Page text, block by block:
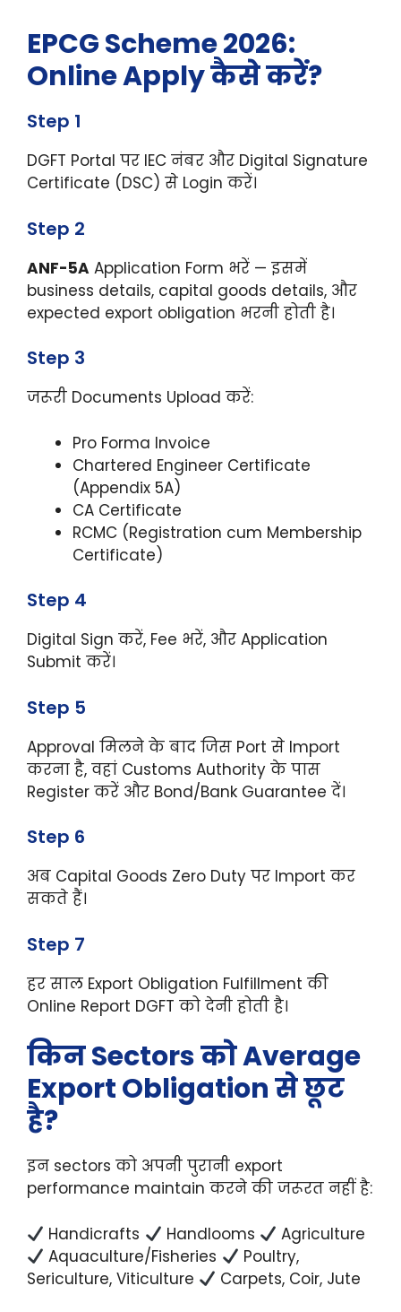
EPCG Scheme 2026:
Online Apply कैसे करें?
Step 1
DGFT Portal पर IEC नंबर और Digital Signature
Certificate (DSC) से Login करें।
Step 2
ANF-5A Application Form भरें — इसमें
business details, capital goods details, और
expected export obligation भरनी होती है।
Step 3
जरूरी Documents Upload करें:
Pro Forma Invoice
Chartered Engineer Certificate
(Appendix 5A)
CA Certificate
RCMC (Registration cum Membership
Certificate)
Step 4
Digital Sign करें, Fee भरें, और Application
Submit करें।
Step 5
Approval मिलने के बाद जिस Port से Import
करना है, वहां Customs Authority के पास
Register करें और Bond/Bank Guarantee दें।
Step 6
अब Capital Goods Zero Duty पर Import कर
सकते हैं।
Step 7
हर साल Export Obligation Fulfillment की
Online Report DGFT को देनी होती है।
किन Sectors को Average
Export Obligation से छूट
है?
इन sectors को अपनी पुरानी export
performance maintain करने की जरूरत नहीं है:
Handicrafts Handlooms
Agriculture
Aquaculture/Fisheries
Poultry,
Sericulture, Viticulture
Carpets, Coir, Jute